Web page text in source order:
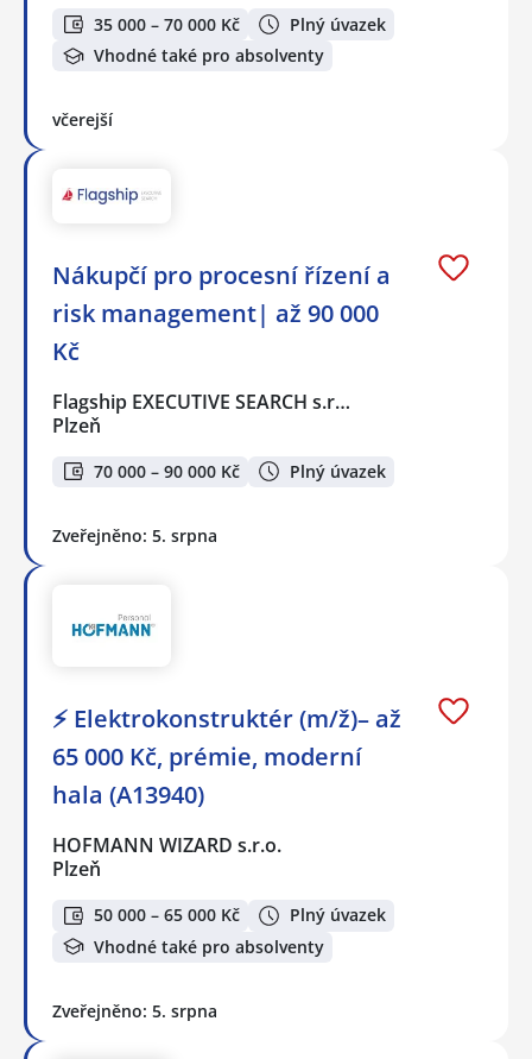
35 000 – 70 000 Kč
Plný úvazek
Vhodné také pro absolventy
včerejší
Nákupčí pro procesní řízení a
risk management| až 90 000
Kč
Flagship EXECUTIVE SEARCH s.r…
Plzeň
70 000 – 90 000 Kč Plný úvazek
Zveřejněno: 5. srpna
⚡ Elektrokonstruktér (m/ž)– až
65 000 Kč, prémie, moderní
hala (A13940)
HOFMANN WIZARD s.r.o.
Plzeň
50 000 – 65 000 Kč
Plný úvazek
Vhodné také pro absolventy
Zveřejněno: 5. srpna